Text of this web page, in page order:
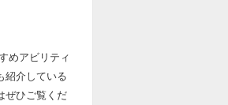
めアビリティ
紹介している
ぜひご覧くだ